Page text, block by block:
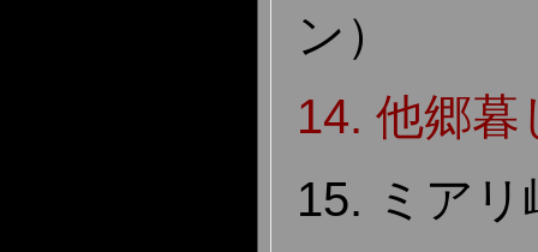
ン）
14. 他郷暮
15. ミアリ